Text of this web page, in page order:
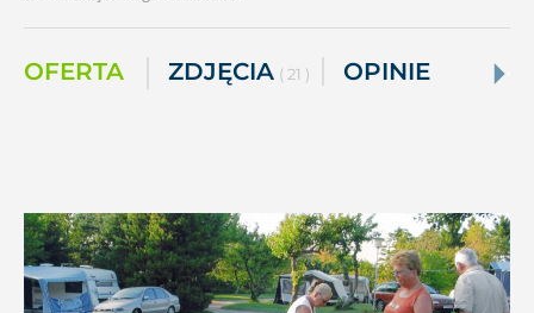
OFERTA ZDJĘCIA ( 21 ) OPINIE